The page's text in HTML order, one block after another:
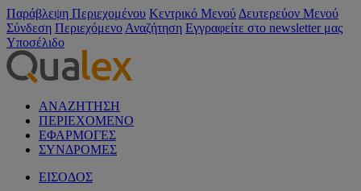
Παράβλεψη Περιεχομένου Κεντρικό Μενού Δευτερεύον Μενού
Σύνδεση Περιεχόμενο Αναζήτηση Εγγραφείτε στο newsletter μας
Υποσέλιδο
ΑΝΑΖΗΤΗΣΗ
ΠΕΡΙΕΧΟΜΕΝΟ
ΕΦΑΡΜΟΓΕΣ
ΣΥΝΔΡΟΜΕΣ
ΕΙΣΟΔΟΣ